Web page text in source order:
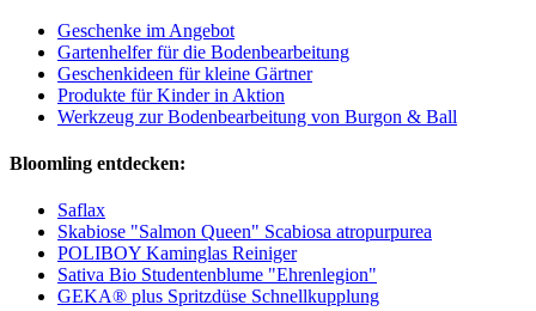
Geschenke im Angebot
Gartenhelfer für die Bodenbearbeitung
Geschenkideen für kleine Gärtner
Produkte für Kinder in Aktion
Werkzeug zur Bodenbearbeitung von Burgon & Ball
Bloomling entdecken:
Saflax
Skabiose "Salmon Queen" Scabiosa atropurpurea
POLIBOY Kaminglas Reiniger
Sativa Bio Studentenblume "Ehrenlegion"
GEKA® plus Spritzdüse Schnellkupplung